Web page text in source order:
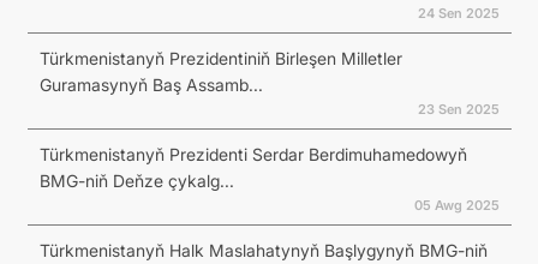
24 Sen 2025
Türkmenistanyň Prezidentiniň Birleşen Milletler
Guramasynyň Baş Assamb...
23 Sen 2025
Türkmenistanyň Prezidenti Serdar Berdimuhamedowyň
BMG-niň Deňze çykalg...
05 Awg 2025
Türkmenistanyň Halk Maslahatynyň Başlygynyň BMG-niň